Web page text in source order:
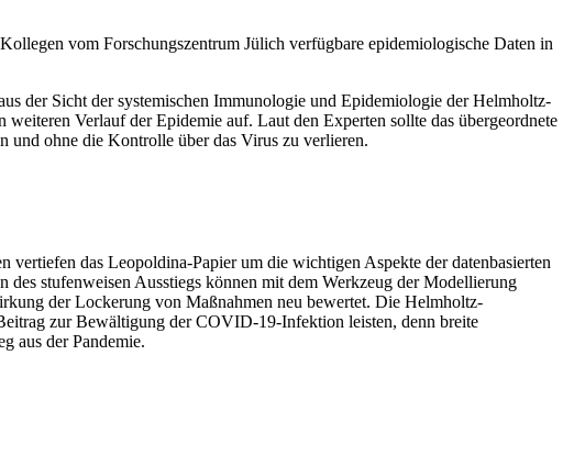
vom Forschungszentrum Jülich verfügbare epidemiologische Daten in
der Sicht der systemischen Immunologie und Epidemiologie der Helmholtz-
Verlauf der Epidemie auf. Laut den Experten sollte das übergeordnete
und ohne die Kontrolle über das Virus zu verlieren.
das Leopoldina-Papier um die wichtigen Aspekte der datenbasierten
stufenweisen Ausstiegs können mit dem Werkzeug der Modellierung
der Lockerung von Maßnahmen neu bewertet. Die Helmholtz-
zur Bewältigung der COVID-19-Infektion leisten, denn breite
aus der Pandemie.